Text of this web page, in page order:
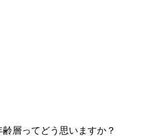
層ってどう思いますか？